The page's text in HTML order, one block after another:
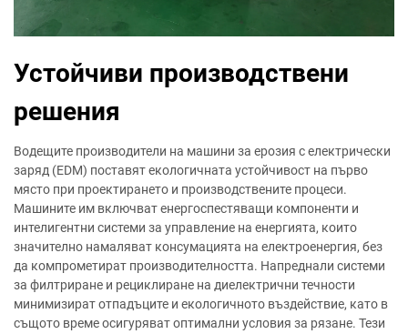
Устойчиви производствени
решения
Водещите производители на машини за ерозия с електрически
заряд (EDM) поставят екологичната устойчивост на първо
място при проектирането и производствените процеси.
Машините им включват енергоспестяващи компоненти и
интелигентни системи за управление на енергията, които
значително намаляват консумацията на електроенергия, без
да компрометират производителността. Напреднали системи
за филтриране и рециклиране на диелектрични течности
минимизират отпадъците и екологичното въздействие, като в
същото време осигуряват оптимални условия за рязане. Тези